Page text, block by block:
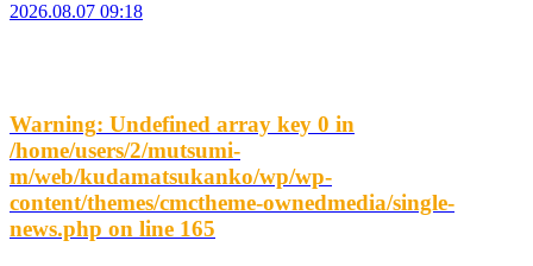
2026.08.07 09:18
Warning: Undefined array key 0 in
/home/users/2/mutsumi-
m/web/kudamatsukanko/wp/wp-
content/themes/cmctheme-ownedmedia/single-
news.php on line 165